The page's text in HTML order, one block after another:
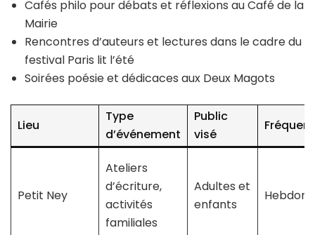
Cafés philo pour débats et réflexions au Café de la
Mairie
Rencontres d’auteurs et lectures dans le cadre du
festival Paris lit l’été
Soirées poésie et dédicaces aux Deux Magots
Lieu
Type
d’événement
Public
visé
Petit Ney
Ateliers
d’écriture,
activités
familiales
Adultes et
enfants